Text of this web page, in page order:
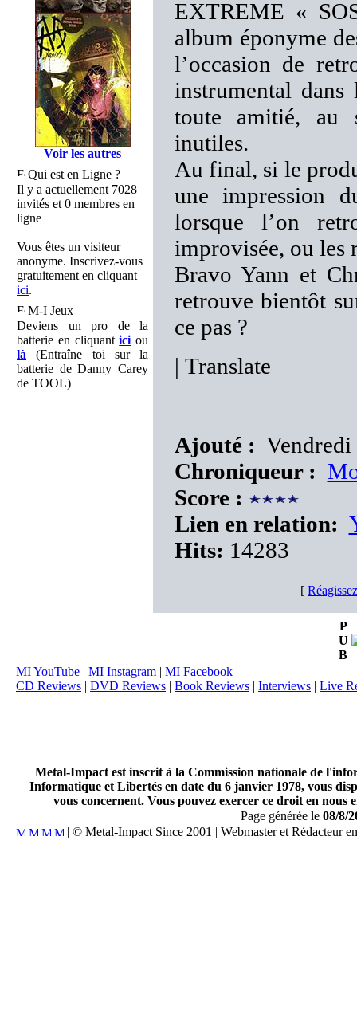
Voir les autres
Qui est en Ligne ?
Il y a actuellement 7028
invités et 0 membres en
ligne
Vous êtes un visiteur
anonyme. Inscrivez-vous
gratuitement en cliquant
ici.
M-I Jeux
Deviens un pro de la
batterie en cliquantici ou
là (Entraîne toi sur la
batterie de Danny Carey
de TOOL)
EXTREME «
album éponyme
l’occasion de
instrumental
toute amitié, au
inutiles.
Au final, si le
une impression
lorsque l’on
improvisée, ou les
Bravo Yann et
retrouve bientôt
ce pas ?
| Translate
Ajouté :
Chroniqueur :
Score :
Lien en relation:
Hits: 14283
[
P
U
B
MI YouTube | MI Instagram | MI Facebook
CD Reviews | DVD Reviews | Book Reviews | Interviews | Live
Metal-Impact est inscrit à la Commission nationale de
Informatique et Libertés en date du 6 janvier 1978, vous
vous concernent. Vous pouvez exercer ce droit en
Page générée le 08/8/
| © Metal-Impact Since 2001 | Webmaster et Rédacteur